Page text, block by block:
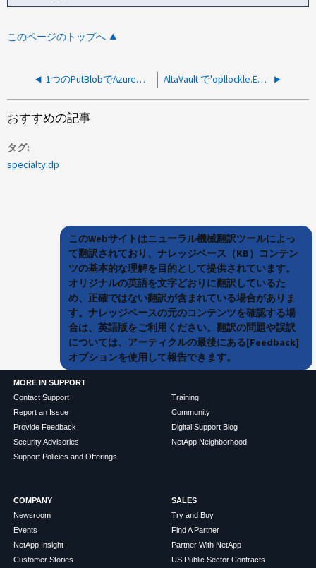
このページのトップへ
1つのPutBlobでAzureに送信されるファイル数またはデータ量 AltaVault で'opllockle.ERRの"オープン要求が失敗しました
おすすめの記事
タグ
specialty:dp
このWebサイトはニューラル機械翻訳ツールによっ
て翻訳されており、ナレッジベース（KB）コンテン
ツの基本的な理解を目的として提供されています。
オリジナルの英語を文字どおりに翻訳しているた
め、正確ではない翻訳が含まれている場合がありま
す。ナレッジベースの元のコンテンツを確認する場
合は、英語版をご利用ください。翻訳の問題や誤訳
については、アーティクルの最後にある[Feedback]
オプションを使用して報告できます。
MORE IN SUPPORT
Contact Support
Report an Issue
Provide Feedback
Security Advisories
Support Policies and Offerings
Training
Community
Digital Support Blog
NetApp Neighborhood
COMPANY
Newsroom
Events
NetApp Insight
Customer Stories
SALES
Try and Buy
Find A Partner
Partner With NetApp
US Public Sector Contracts